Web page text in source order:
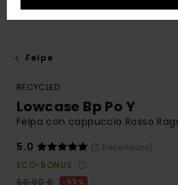
Felpe
RECYCLED
Lowcase Bp Po Y
Felpa con cappuccio Rosso
5.0
(2 Recensioni)
ECO-BONUS
50,00 €
55%